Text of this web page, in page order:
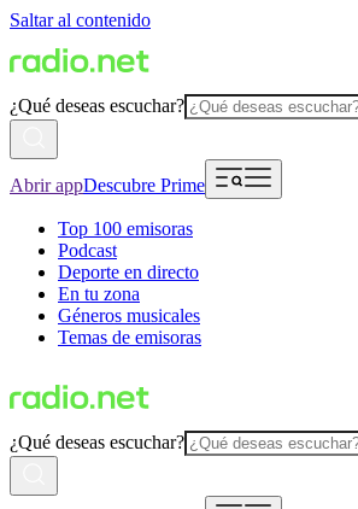
Saltar al contenido
¿Qué deseas escuchar?
Abrir appDescubre Prime
Top 100 emisoras
Podcast
Deporte en directo
En tu zona
Géneros musicales
Temas de emisoras
¿Qué deseas escuchar?